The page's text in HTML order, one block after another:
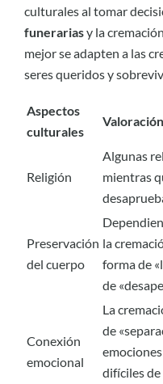
culturales al tomar
funerariasy la
mejor se adapten a las
seres queridos y
Aspectos
culturales
Valoración
Religión
Algunas
mientras
Preservación
del cuerpo
la
forma de
de
Conexión
emocional
La
de
difíciles